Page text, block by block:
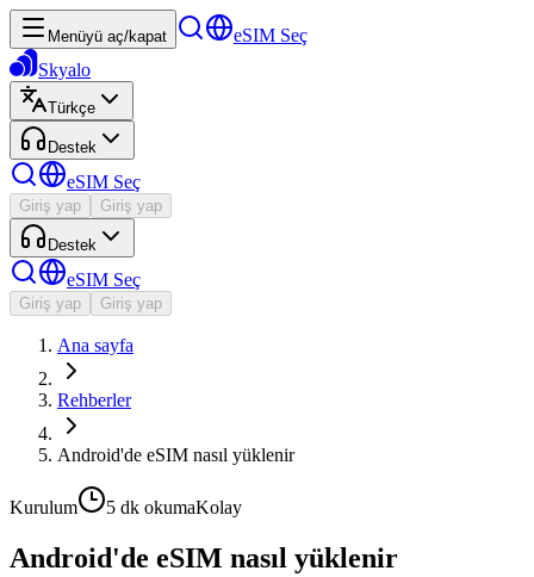
Menüyü aç/kapat
eSIM Seç
Skyalo
Türkçe
Destek
eSIM Seç
Giriş yap Giriş yap
Destek
eSIM Seç
Giriş yap Giriş yap
Ana sayfa
Rehberler
Android'de eSIM nasıl yüklenir
Kurulum 5 dk okumaKolay
Android'de eSIM nasıl yüklenir